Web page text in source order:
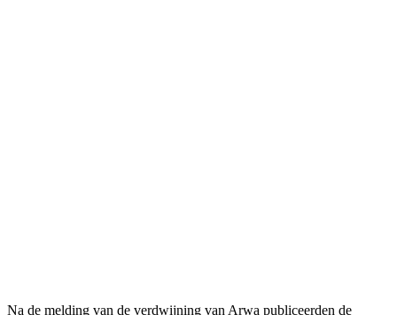
Na de melding van de verdwijning van Arwa publiceerden de